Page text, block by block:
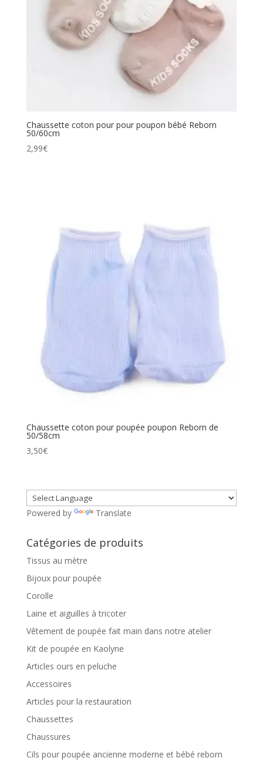
Chaussette coton pour pour poupon bébé Reborn
50/60cm
2,99€
Chaussette coton pour poupée poupon Reborn de
50/58cm
3,50€
Powered by Translate
Catégories de produits
Tissus au mètre
Bijoux pour poupée
Corolle
Laine et aiguilles à tricoter
Vêtement de poupée fait main dans notre atelier
Kit de poupée en Kaolyne
Articles ours en peluche
Accessoires
Articles pour la restauration
Chaussettes
Chaussures
Cils pour poupée ancienne moderne et bébé reborn